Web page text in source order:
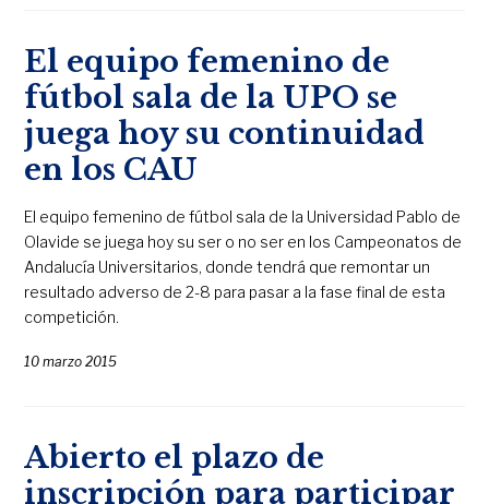
El equipo femenino de
fútbol sala de la UPO se
juega hoy su continuidad
en los CAU
El equipo femenino de fútbol sala de la Universidad Pablo de
Olavide se juega hoy su ser o no ser en los Campeonatos de
Andalucía Universitarios, donde tendrá que remontar un
resultado adverso de 2-8 para pasar a la fase final de esta
competición.
10 marzo 2015
Abierto el plazo de
inscripción para participar